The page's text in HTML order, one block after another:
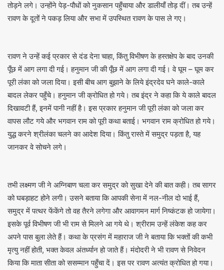
तोड़ने लगे। उन्होंने पेड़-पौधों को नुकसान पहुँचाया और डालीयाँ तोड़ दीं। तब उन्हें
रावण के दूतों ने पकड़ लिया और सभा में उपस्थित रावण के पास ले गए।
रावण ने उन्हें कई प्रकार से दंड देना चाहा, किंतु विभीषण के हस्तक्षेप के बाद उनकी
पूँछ में आग लगा दी गई। हनुमान जी की पूँछ में आग लगा दी गई। वे घूम – घूम कर
पूरी लंका को जला दिया। इसी बीच आग बुझाने के लिये इंद्रदेव घने काले-काले
बादल लेकर पहुँचे। हनुमान जी क्रोधित हो गये। तब इंद्र ने कहा कि ये काले बादल
दिखावटी हैं, इनमें पानी नहीं है। इस प्रकार हनुमान जी पूरी लंका को जला कर
वापस लौट गये और भगवान राम को पूरी कथा बताई। भगवान राम क्रोधित हो गये।
युद्ध करने श्रीलंका चलने का आदेश दिया। किंतु रास्ते में समुद्र पड़ता है, यह
जानकर वे सोचने लगे।
तभी लक्ष्मण जी ने अग्निबाण चला कर समुद्र को सुखा देने की बात कही। तब सागर
को घबड़ाहट होने लगी। उसने बताया कि आपकी सेना में नल-नील दो भाई हैं,
समुद्र में पत्थर फेंकेंगे तो वह तैरने लगेगा और आवागमन मार्ग निष्कंटक हो जायेगा।
इसके पूर्व विभीषण जी भी राम से मिलने आ गये थे। श्रीराम उन्हें लंकेश कह कर
अपने पास बुला लेते हैं। कथा के प्रसंग में महाराज जी ने बताया कि भक्तों की कभी
मृत्यु नहीं होती, भक्त केवल अंतर्ध्यान हो जाते हैं। मंदोदरी ने भी रावण से निवेदन
किया कि माता सीता को ससम्मान पहुँचा दें। इस पर रावण अत्यंत क्रोधित हो गया।